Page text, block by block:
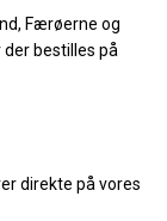
Færøerne og
der bestilles på
direkte på vores